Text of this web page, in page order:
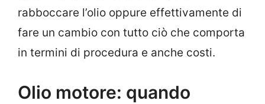
rabboccare l’olio oppure effettivamente di
fare un cambio con tutto ciò che comporta
in termini di procedura e anche costi.
Olio motore: quando